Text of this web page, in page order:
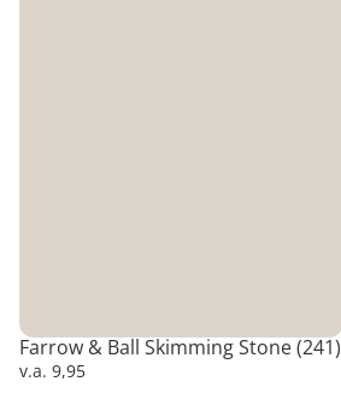
Farrow & Ball Skimming Stone (241)
v.a. 9,95